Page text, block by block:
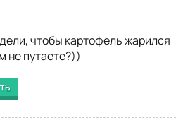
чтобы картофель жарился
не путаете?))